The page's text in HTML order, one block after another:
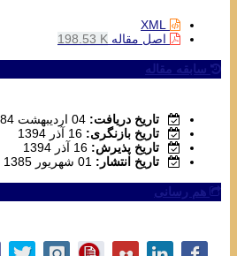
اصل مقاله 198.53 K
سابقه مقاله
تاریخ دریافت:
تاریخ بازنگری:
تاریخ پذیرش:
تاریخ انتشار:
هم رسانی